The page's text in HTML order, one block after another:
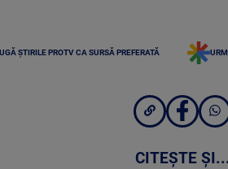
ȘTIRILE PROTV CA SURSĂ PREFERATĂ
CITEȘTE ȘI...